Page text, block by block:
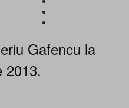
Gafencu la
2013.